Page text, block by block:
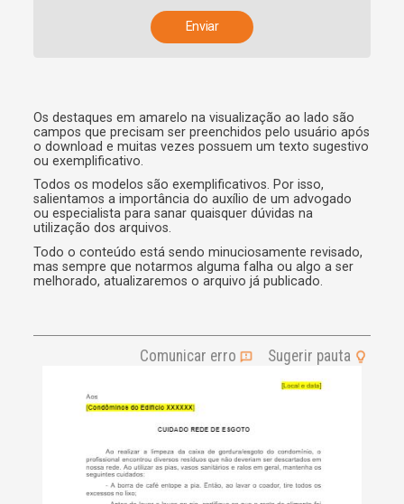
r
n
a
i
v
e
:
Os destaques em amarelo na visualização ao lado são
campos que precisam ser preenchidos pelo usuário após
o download e muitas vezes possuem um texto sugestivo
ou exemplificativo.
Todos os modelos são exemplificativos. Por isso,
salientamos a importância do auxílio de um advogado
ou especialista para sanar quaisquer dúvidas na
utilização dos arquivos.
Todo o conteúdo está sendo minuciosamente revisado,
mas sempre que notarmos alguma falha ou algo a ser
melhorado, atualizaremos o arquivo já publicado.
Comunicar erro Sugerir pauta